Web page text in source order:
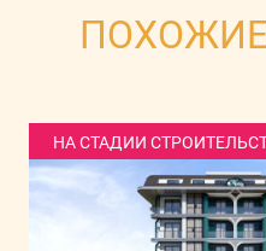
НА СТАДИИ